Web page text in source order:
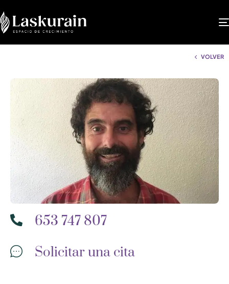
VOLVER
653 747 807
Solicitar una cita